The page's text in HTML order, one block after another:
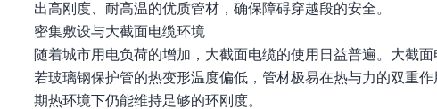
出高刚度、耐高温的优质管材，确保障碍穿越段的安全。
密集敷设与大截面电缆环境
随着城市用电负荷的增加，大截面电缆的使用日益普遍。大截
若玻璃钢保护管的热变形温度偏低，管材极易在热与力的双重
期热环境下仍能维持足够的环刚度。